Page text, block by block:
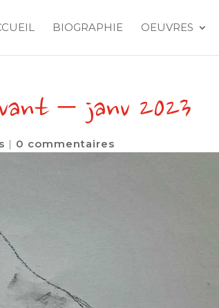
BIOGRAPHIE OEUVRES
– janv 2023
| 0 commentaires